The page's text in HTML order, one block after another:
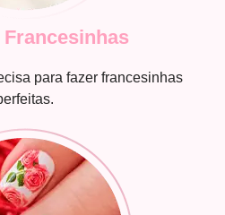
para fazer francesinhas